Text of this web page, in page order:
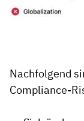
Nachfolgend
Compliance-